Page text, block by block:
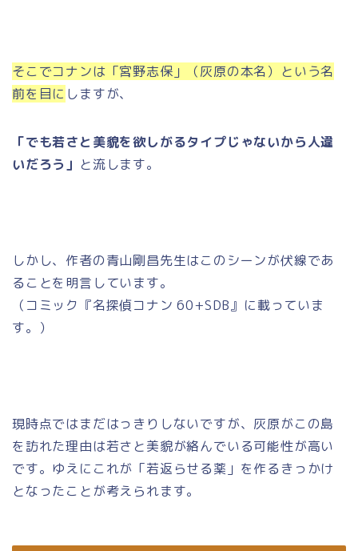
そこでコナンは「宮野志保」（灰原の本名）という名
前を目に しますが、
「でも若さと美貌を欲しがるタイプじゃないから人違
いだろう」 と流します。
しかし、作者の青山剛昌先生はこのシーンが伏線であ
ることを明言しています。
（コミック『名探偵コナン 60+SDB』に載っていま
す。）
現時点ではまだはっきりしないですが、灰原がこの島
を訪れた理由は若さと美貌が絡んでいる可能性が高い
です。ゆえにこれが「若返らせる薬」を作るきっかけ
となったことが考えられます。